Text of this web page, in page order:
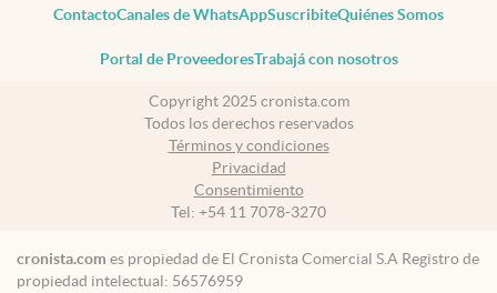
ContactoCanales de WhatsAppSuscribiteQuiénes Somos
Portal de ProveedoresTrabajá con nosotros
Copyright 2025 cronista.com
Todos los derechos reservados
Términos y condiciones
Privacidad
Consentimiento
Tel: +54 11 7078-3270
cronista.com es propiedad de El Cronista Comercial S.A Registro de
propiedad intelectual: 56576959